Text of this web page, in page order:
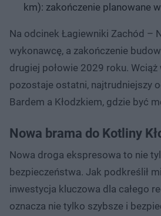
km): zakończenie planowane
Na odcinek Łagiewniki Zachód –
wykonawcę, a zakończenie
drugiej połowie 2029 roku.
pozostaje ostatni, najtrudniejszy
Bardem a Kłodzkiem, gdzie być
Nowa brama do Kotliny
Nowa droga ekspresowa to nie
bezpieczeństwa. Jak podkreślił
inwestycja kluczowa dla całego
oznacza nie tylko szybsze i